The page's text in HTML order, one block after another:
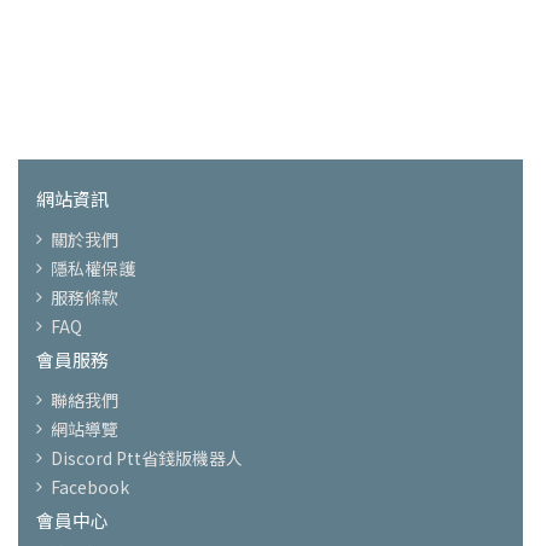
網站資訊
關於我們
隱私權保護
服務條款
FAQ
會員服務
聯絡我們
網站導覽
Discord Ptt省錢版機器人
Facebook
會員中心